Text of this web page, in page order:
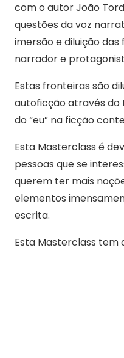
com o autor João
questões da voz
imersão e diluição
narrador e
Estas fronteiras são
autoficção através
do “eu” na ficção
Esta Masterclass é
pessoas que se
querem ter mais
elementos
escrita.
Esta Masterclass tem